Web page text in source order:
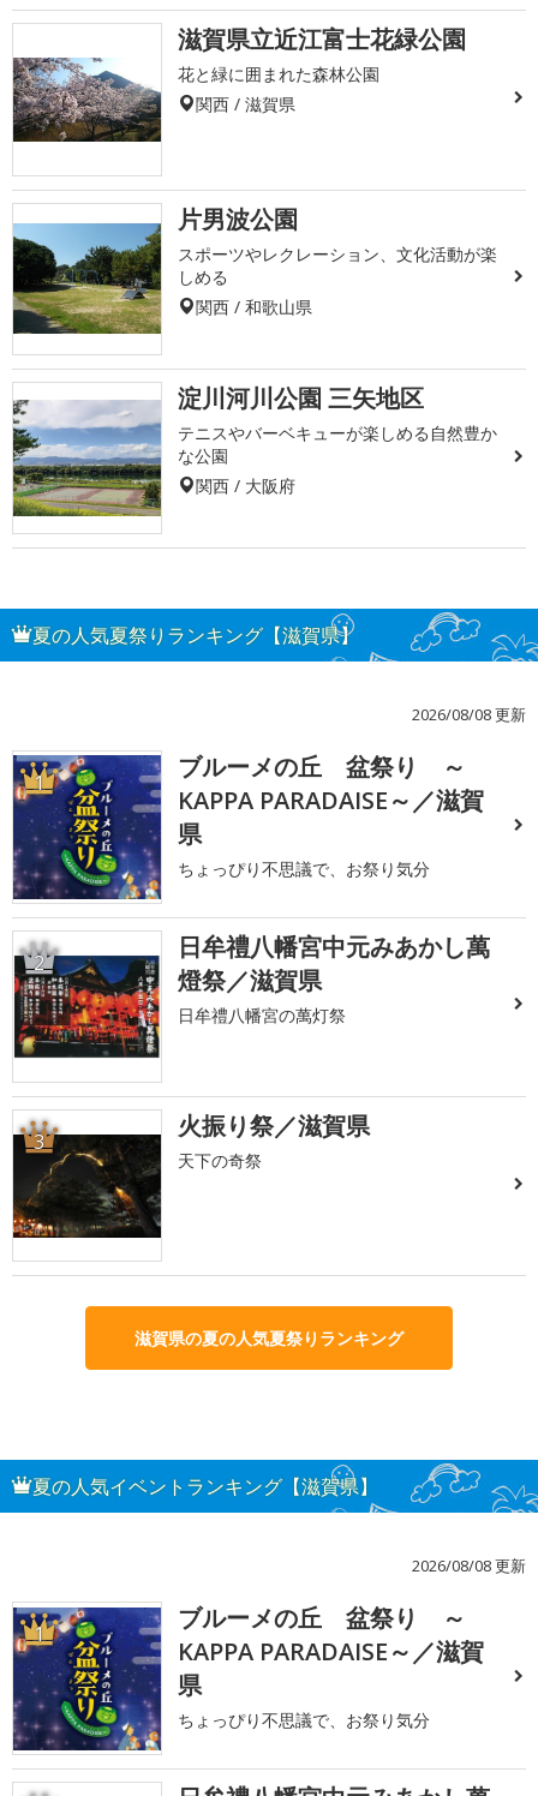
滋賀県立近江富士花緑公園
花と緑に囲まれた森林公園
関西 / 滋賀県
片男波公園
スポーツやレクレーション、文化活動が楽
しめる
関西 / 和歌山県
淀川河川公園 三矢地区
テニスやバーベキューが楽しめる自然豊か
な公園
関西 / 大阪府
夏の人気夏祭りランキング【滋賀県】
2026/08/08 更新
1
ブルーメの丘 盆祭り ～
KAPPA PARADAISE～／滋賀
県
ちょっぴり不思議で、お祭り気分
2
日牟禮八幡宮中元みあかし萬
燈祭／滋賀県
日牟禮八幡宮の萬灯祭
3 火振り祭／滋賀県
天下の奇祭
滋賀県の夏の人気夏祭りランキング
夏の人気イベントランキング【滋賀県】
2026/08/08 更新
1
ブルーメの丘 盆祭り ～
KAPPA PARADAISE～／滋賀
県
ちょっぴり不思議で、お祭り気分